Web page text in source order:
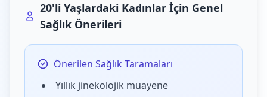
20'li Yaşlardaki Kadınlar İçin Genel
Sağlık Önerileri
Önerilen Sağlık Taramaları
Yıllık jinekolojik muayene